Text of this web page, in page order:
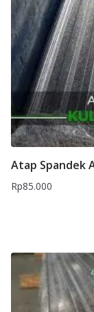
Atap Spandek
Rp85.000